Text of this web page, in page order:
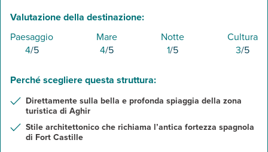
Valutazione della destinazione:
Paesaggio
4/5
Mare
4/5
Notte
1/5
Cultura
3/5
Perché scegliere questa struttura:
Direttamente sulla bella e profonda spiaggia della zona
turistica di Aghir
Stile architettonico che richiama l’antica fortezza spagnola
di Fort Castille